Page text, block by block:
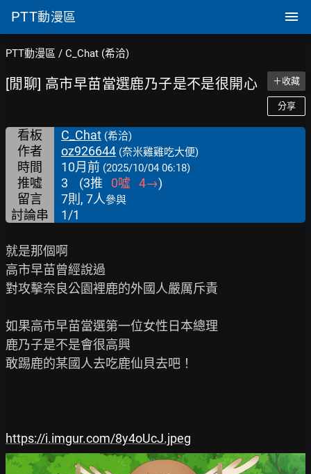
PTT動漫區
PTT動漫區 / C_Chat (希洽)
[閒聊] 高市早苗當選鹿乃子是不是很開心 ＋收藏
分享
看板 C_Chat (希洽)
作者 oz926644 (奈米雞雞吃大便)
時間 10月前 (2025/10/04 06:18)
推噓 3 (3推 0噓 4→)
留言
7則, 7人參與
討論串 1/1
就是那個啊
高市早苗曾經說過
對攻擊奈良公園裡鹿的外國人嚴厲斥責
如果高市早苗當選第一位女性日本總理
鹿乃子是不是會很高興
敢踢鹿的某國人去吃鹿仙貝去吧！
https://i.imgur.com/8y4oUcJ.jpeg